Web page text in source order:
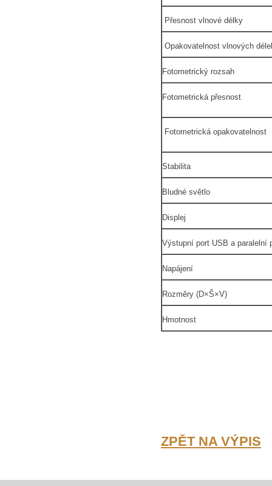
Přesnost vlnové délky
Opakovatelnost vlnových
Fotometrický rozsah
Fotometrická přesnost
Fotometrická opakovatelnost
Stabilita
Bludné světlo
Displej
Výstupní port USB a paralelní
Napájení
Rozměry (D×Š×V)
Hmotnost
ZPĚT NA VÝPIS